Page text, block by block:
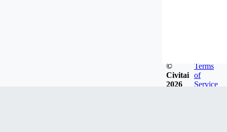
©
Civitai
2026
Terms
of
Service